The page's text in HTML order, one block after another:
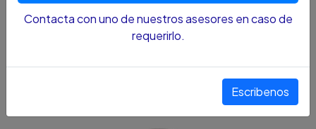
La solución económica a todos los problemas en
materiales de construcción con cortes limpios.
SKU:55900401
Contacta con uno de nuestros asesores en caso de
requerirlo.
Escribenos